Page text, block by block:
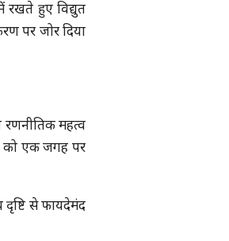
रखते हुए विद्युत
पर जोर दिया
रणनीतिक महत्व
को एक जगह पर
से फायदेमंद